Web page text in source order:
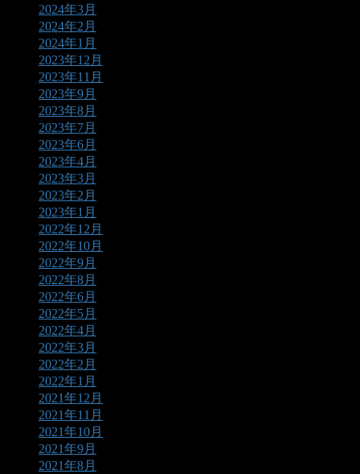
2024年3月
2024年2月
2024年1月
2023年12月
2023年11月
2023年9月
2023年8月
2023年7月
2023年6月
2023年4月
2023年3月
2023年2月
2023年1月
2022年12月
2022年10月
2022年9月
2022年8月
2022年6月
2022年5月
2022年4月
2022年3月
2022年2月
2022年1月
2021年12月
2021年11月
2021年10月
2021年9月
2021年8月